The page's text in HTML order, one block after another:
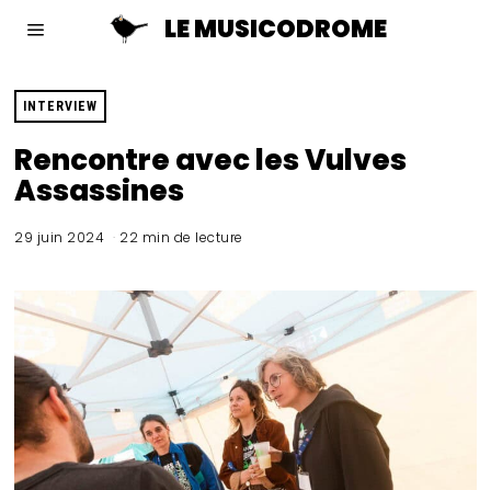
LE MUSICODROME
INTERVIEW
Rencontre avec les Vulves
Assassines
29 juin 2024 22 min de lecture